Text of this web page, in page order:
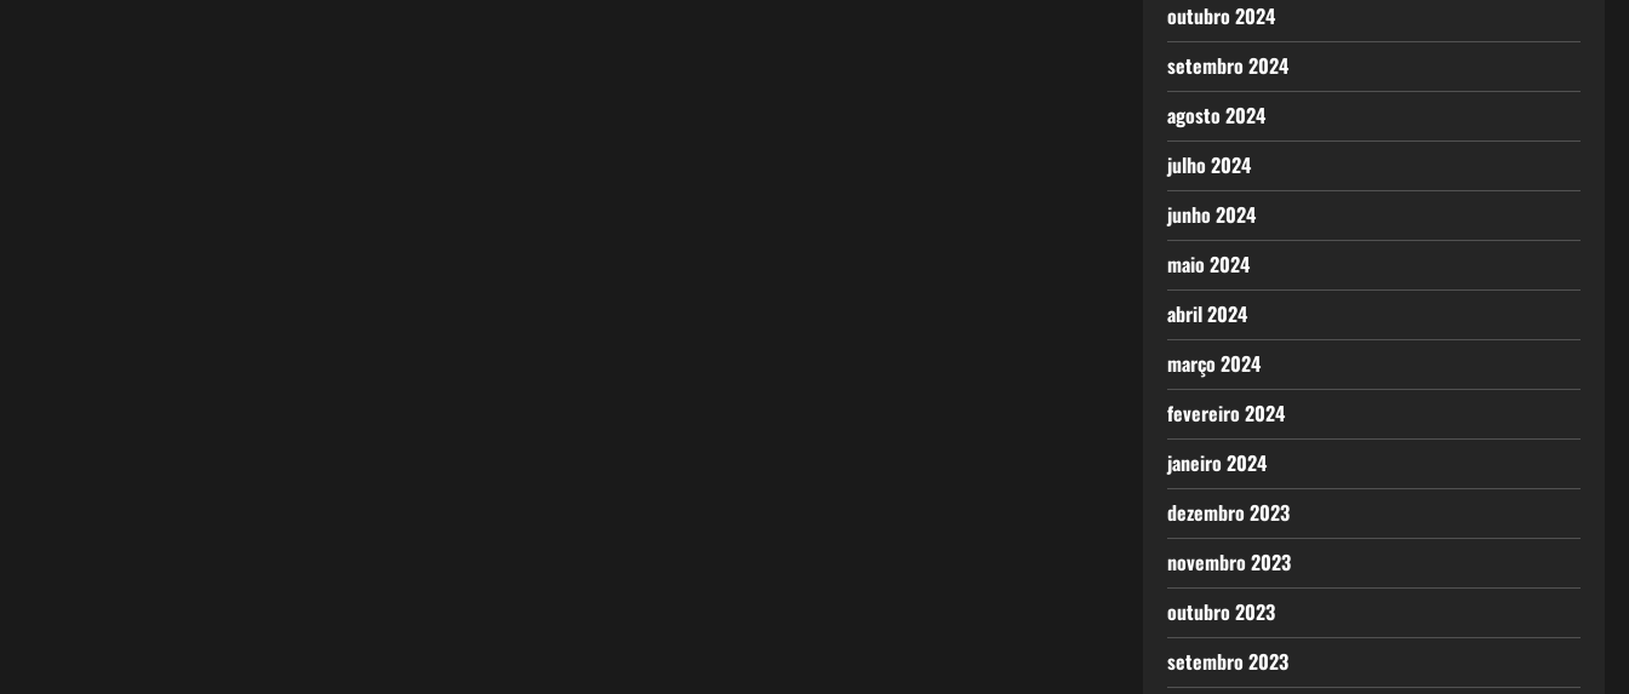
outubro 2024
setembro 2024
agosto 2024
julho 2024
junho 2024
maio 2024
abril 2024
março 2024
fevereiro 2024
janeiro 2024
dezembro 2023
novembro 2023
outubro 2023
setembro 2023